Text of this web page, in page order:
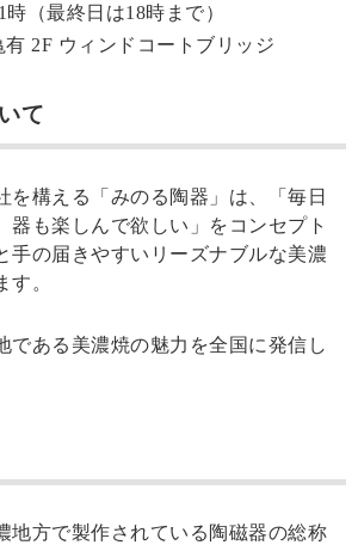
（最終日は18時まで）
2F ウィンドコートブリッジ
て
を構える「みのる陶器」は、「毎日
器も楽しんで欲しい」をコンセプト
手の届きやすいリーズナブルな美濃
す。
である美濃焼の魅力を全国に発信し
地方で製作されている陶磁器の総称